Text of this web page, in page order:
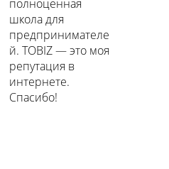
полноценная
школа для
предпринимателе
й. TOBIZ — это моя
репутация в
интернете.
Спасибо!